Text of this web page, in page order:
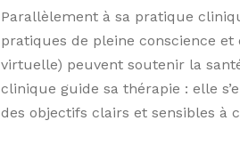
Parallèlement à sa pratique
pratiques de pleine conscience
virtuelle) peuvent soutenir la
clinique guide sa thérapie : elle
des objectifs clairs et sensibles à